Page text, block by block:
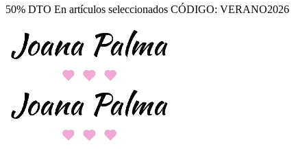
50% DTO En artículos seleccionados CÓDIGO: VERANO2026